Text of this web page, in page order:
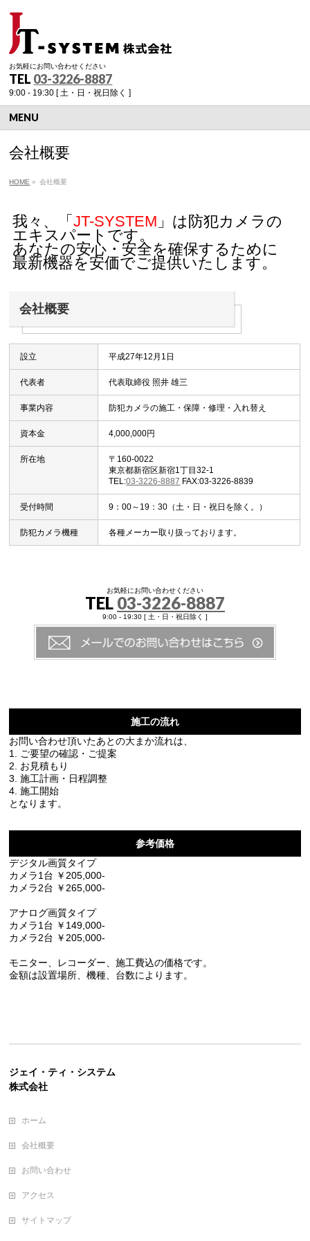
お気軽にお問い合わせください
TEL 03-3226-8887
9:00 - 19:30 [ 土・日・祝日除く ]
MENU
会社概要
HOME » 会社概要
我々、「JT-SYSTEM 」は防犯カメラの
エキスパートです。
あなたの安心・安全を確保するために
最新機器を安価でご提供いたします。
会社概要
設立 平成27年12月1日
代表者 代表取締役 照井 雄三
事業内容 防犯カメラの施工・保障・修理・入れ替え
資本金 4,000,000円
所在地
〒160-0022
東京都新宿区新宿1丁目32-1
TEL:03-3226-8887 FAX:03-3226-8839
受付時間 9：00～19：30（土・日・祝日を除く。）
防犯カメラ機種 各種メーカー取り扱っております。
お気軽にお問い合わせください
TEL 03-3226-8887
9:00 - 19:30 [ 土・日・祝日除く ]
施工の流れ
お問い合わせ頂いたあとの大まか流れは、
1. ご要望の確認・ご提案
2. お見積もり
3. 施工計画・日程調整
4. 施工開始
となります。
参考価格
デジタル画質タイプ
カメラ1台 ￥205,000-
カメラ2台 ￥265,000-
アナログ画質タイプ
カメラ1台 ￥149,000-
カメラ2台 ￥205,000-
モニター、レコーダー、施工費込の価格です。
金額は設置場所、機種、台数によります。
ジェイ・ティ・システム
株式会社
ホーム
会社概要
お問い合わせ
アクセス
サイトマップ